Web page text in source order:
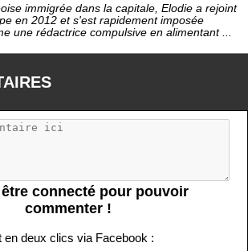
immigrée dans la capitale, Elodie a rejoint
en 2012 et s'est rapidement imposée
une rédactrice compulsive en alimentant ...
connecté pour pouvoir
commenter !
en deux clics via Facebook :